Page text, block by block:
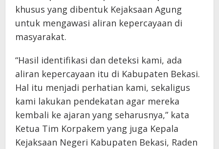
khusus yang dibentuk Kejaksaan Agung
untuk mengawasi aliran kepercayaan di
masyarakat.
“Hasil identifikasi dan deteksi kami, ada
aliran kepercayaan itu di Kabupaten Bekasi.
Hal itu menjadi perhatian kami, sekaligus
kami lakukan pendekatan agar mereka
kembali ke ajaran yang seharusnya,” kata
Ketua Tim Korpakem yang juga Kepala
Kejaksaan Negeri Kabupaten Bekasi, Raden